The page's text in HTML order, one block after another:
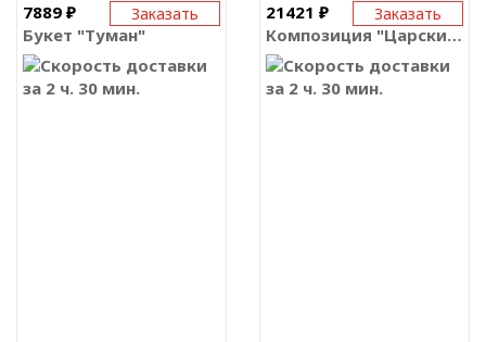
Заказать
21421 ₽
Композиция "Царский пир"
за 2 ч. 30 мин.
Заказать
7889 ₽
Букет "Туман"
за 2 ч. 30 мин.